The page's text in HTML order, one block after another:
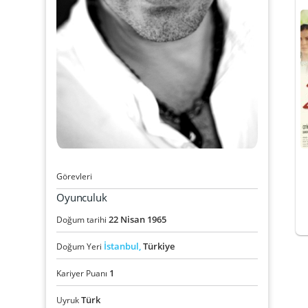
Görevleri
Oyunculuk
Doğum tarihi 22 Nisan 1965
Doğum Yeri İstanbul,Türkiye
Kariyer Puanı 1
UyrukTürk